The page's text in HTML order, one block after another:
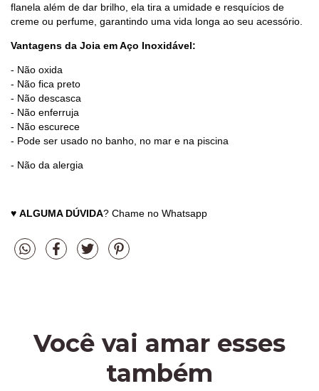
flanela além de dar brilho, ela tira a umidade e resquícios de
creme ou perfume, garantindo uma vida longa ao seu acessório.
Vantagens da Joia em Aço Inoxidável:
- Não oxida
- Não fica preto
- Não descasca
- Não enferruja
- Não escurece
- Pode ser usado no banho, no mar e na piscina
- Não da alergia
♥ ALGUMA DÚVIDA? Chame no Whatsapp
Você vai amar esses
também